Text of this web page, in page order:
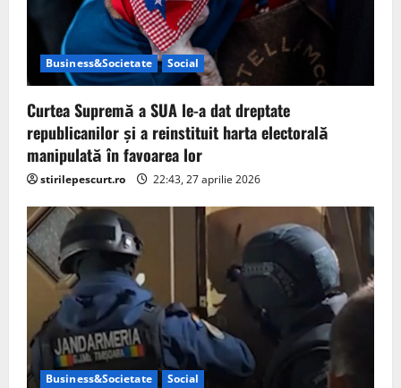
Business&Societate Social
Curtea Supremă a SUA le-a dat dreptate
republicanilor și a reinstituit harta electorală
manipulată în favoarea lor
stirilepescurt.ro 22:43, 27 aprilie 2026
Business&Societate Social